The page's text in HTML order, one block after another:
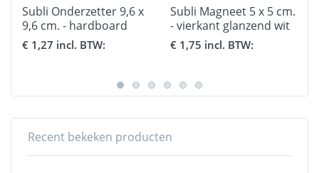
Subli Onderzetter 9,6 x
9,6 cm. - hardboard
met kurk
€ 1,27 incl. BTW:
Subli Magneet 5 x 5 cm.
- vierkant glanzend wit
€ 1,75 incl. BTW:
Recent bekeken producten